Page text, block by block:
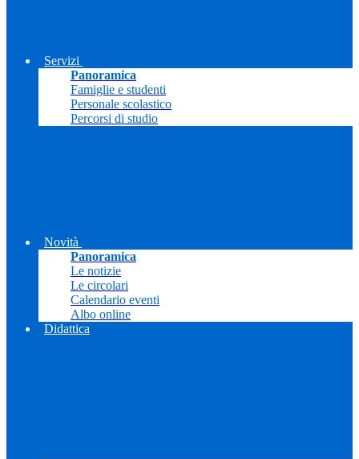
Servizi
Panoramica
Famiglie e studenti
Personale scolastico
Percorsi di studio
Novità
Panoramica
Le notizie
Le circolari
Calendario eventi
Albo online
Didattica